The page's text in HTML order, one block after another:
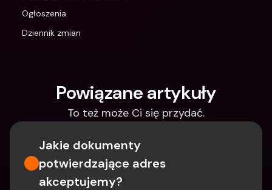
Ogłoszenia
Dziennik zmian
Powiązane artykuły
To też może Ci się przydać.
Jakie dokumenty
potwierdzające adres
akceptujemy?